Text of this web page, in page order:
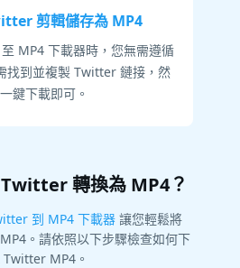
剪輯儲存為 MP4
MP4 下載器時，您無需遵循
找到並複製 Twitter 鏈接，然
鍵下載即可。
轉換為 MP4？
到 MP4 下載器 讓您輕鬆將
。請依照以下步驟檢查如何下
Twitter MP4。